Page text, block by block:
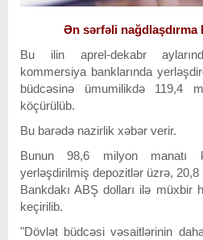
Ən sərfəli nağdlaşdırma
Bu ilin aprel-dekabr
kommersiya banklarında
büdcəsinə ümumilikdə 119,4
köçürülüb.
Bu barədə nazirlik xəbər verir.
Bunun 98,6 milyon manatı
yerləşdirilmiş depozitlər üzrə,
Bankdakı ABŞ dolları ilə müxbir
keçirilib.
"Dövlət büdcəsi vəsaitlərinin